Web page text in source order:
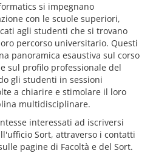
si impegnano
con le scuole superiori,
agli studenti che si trovano
percorso universitario. Questi
panoramica esaustiva sul corso
sul profilo professionale del
gli studenti in sessioni
a chiarire e stimolare il loro
multidisciplinare.
interessati ad iscriversi
Sort, attraverso i contatti
pagine di Facoltà e del Sort.